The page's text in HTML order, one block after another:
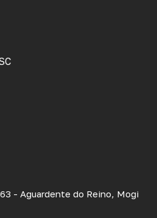
- Aguardente do Reino, Mogi